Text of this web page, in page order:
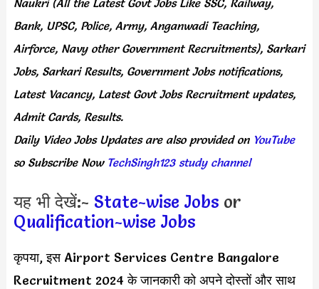
Naukri (All the Latest Govt Jobs Like SSC, Railway,
Bank, UPSC, Police, Army, Anganwadi Teaching,
Airforce, Navy other Government Recruitments), Sarkari
Jobs, Sarkari Results, Government Jobs notifications,
Latest Vacancy, Latest Govt Jobs Recruitment updates,
Admit Cards, Results.
Daily Video Jobs Updates are also provided onYouTube
so Subscribe Now TechSingh123 study channel
यह भी देखें:- State-wise Jobs or
Qualification-wise Jobs
कृपया, इस Airport Services Centre Bangalore
Recruitment 2024 के जानकारी को अपने दोस्तों और साथ